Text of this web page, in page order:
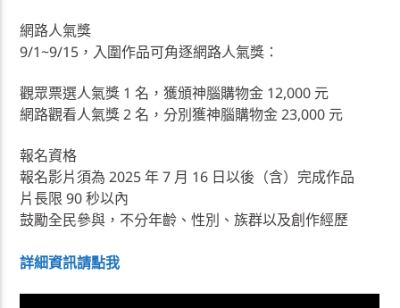
網路人氣獎
9/1~9/15，入圍作品可角逐網路人氣獎：
觀眾票選人氣獎 1 名，獲頒神腦購物金 12,000 元
網路觀看人氣獎 2 名，分別獲神腦購物金 23,000 元
報名資格
報名影片須為 2025 年 7 月 16 日以後（含）完成作品
片長限 90 秒以內
鼓勵全民參與，不分年齡、性別、族群以及創作經歷
詳細資訊請點我